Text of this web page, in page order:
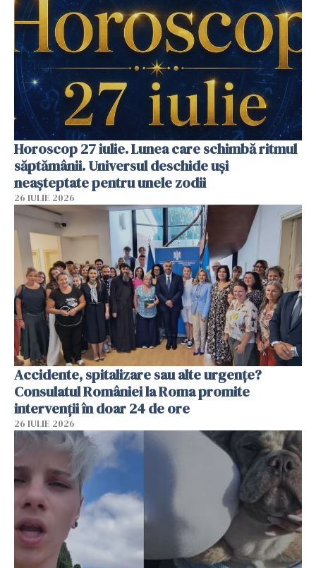
Horoscop 27 iulie. Lunea care schimbă ritmul
săptămânii. Universul deschide uși
neașteptate pentru unele zodii
26 IULIE 2026
Accidente, spitalizare sau alte urgențe?
Consulatul României la Roma promite
intervenții în doar 24 de ore
26 IULIE 2026